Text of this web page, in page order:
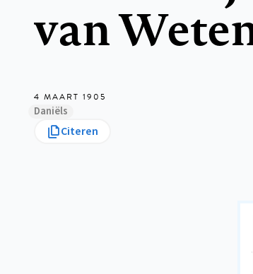
van
4 MAART 1905
Daniëls
Citeren